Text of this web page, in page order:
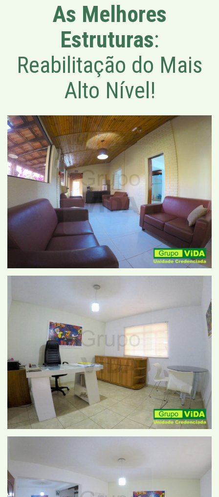
As Melhores
Estruturas:
Reabilitação do Mais
Alto Nível!